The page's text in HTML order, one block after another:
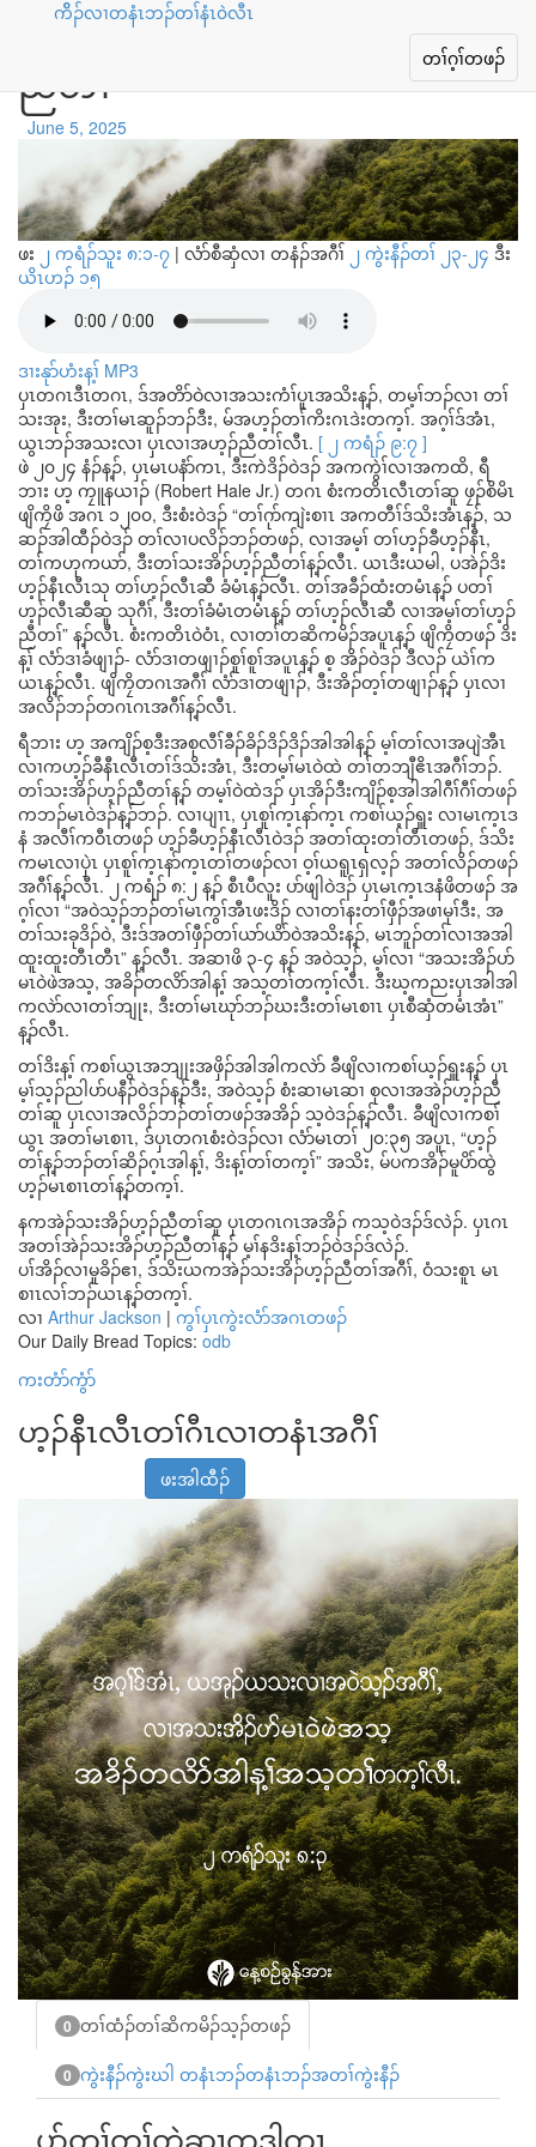
ကိိၣ်လၢတနံၤဘၣ်တၢ်နံၤ၀ဲလီၤ
Toggle
navigation
တၢ်ဂ့ၢ်တဖၣ်
တၢ်ဟ့ၣ်လီၤဆီ လၢအမ့ၢ်တၢ်ဟ့ၣ်
ညီတၢ်
June 5, 2025
ဖး ၂ ကရံၣ်သူး ၈:၁-၇ | လံာ်စီဆှံလၢ တနံၣ်အဂီၢ် ၂ ကွဲးနီၣ်တၢ် ၂၃-၂၄ ဒီး
ယိၤဟၣ် ၁၅
ဒၢးနုာ်ဟံးန့ၢ် MP3
ပှၤတဂၤဒီၤတဂၤ, ဒ်အတိာ်ဝဲလၢအသးကံၢ်ပူၤအသိးန့ၣ်, တမ့ၢ်ဘၣ်လၢ တၢ်
သးအုး, ဒီးတၢ်မၤဆူၣ်ဘၣ်ဒီး, မ်အဟ့ၣ်တၢ်ကိးဂၤဒဲးတက့ၢ်. အဂ့ၢ်ဒ်အံၤ,
ယွၤဘၣ်အသးလၢ ပှၤလၢအဟ့ၣ်ညီတၢ်လီၤ. [ ၂ ကရံၣ် ၉:၇ ]
ဖဲ ၂၀၂၄ နံၣ်န့ၣ်, ပှၤမၤပနံာ်ကၤ, ဒီးကဲဒိၣ်ဝဲဒၣ် အကကွဲၢ်လၢအကထိ, ရီ
ဘၢး ဟ့ ကၠူနယၢၣ် (Robert Hale Jr.) တဂၤ စံးကတိၤလီၤတၢ်ဆူ ဖၠၣ်စိမိၤ
ဖျိကၠိဖိ အဂၤ ၁၂၀၀, ဒီးစံးဝဲဒၣ် “တၢ်ဂုာ်ကျဲးစၢၤ အကတီၢ်ဒ်သိးအံၤန့ၣ်, သ
ဆၣ်အါထီၣ်ဝဲဒၣ် တၢ်လၢပလိၣ်ဘၣ်တဖၣ်, လၢအမ့ၢ် တၢ်ဟ့ၣ်ခီဟ့ၣ်နီၤ,
တၢ်ကဟုကယာ်, ဒီးတၢ်သးအိၣ်ဟ့ၣ်ညီတၢ်န့ၣ်လီၤ. ယၤဒီးယမါ, ပအဲၣ်ဒိး
ဟ့ၣ်နီၤလီၤသု တၢ်ဟ့ၣ်လီၤဆီ ခံမံၤန့ၣ်လီၤ. တၢ်အခီၣ်ထံးတမံၤန့ၣ် ပတၢ်
ဟ့ၣ်လီၤဆီဆူ သုဂီၢ်, ဒီးတၢ်ခံမံၤတမံၤန့ၣ် တၢ်ဟ့ၣ်လီၤဆီ လၢအမ့ၢ်တၢ်ဟ့ၣ်
ညီတၢ်” န့ၣ်လီၤ. စံးကတိၤဝဲဝံၤ, လၢတၢ်တဆိကမိၣ်အပူၤန့ၣ် ဖျိကၠိတဖၣ် ဒိး
န့ၢ် လံာ်ဒၢခံဖျၢၣ်- လံာ်ဒၢတဖျၢၣ်စူၢ်စူၢ်အပူၤန့ၣ် စ့ အိၣ်ဝဲဒၣ် ဒီလၣ် ယဲၢ်က
ယၤန့ၣ်လီၤ. ဖျိကၠိတဂၤအဂီၢ် လံာ်ဒၢတဖျၢၣ်, ဒီးအိၣ်တ့ၢ်တဖျၢၣ်န့ၣ် ပှၤလၢ
အလိၣ်ဘၣ်တဂၤဂၤအဂီၢ်န့ၣ်လီၤ.
ရီဘၢး ဟ့ အကျိၣ်စ့ဒီးအစုလီၢ်ခီၣ်ခိၣ်ဒိၣ်ဒိၣ်အါအါန့ၣ် မ့ၢ်တၢ်လၢအပျဲအီၤ
လၢကဟ့ၣ်ခီနီၤလီၤတၢ်ဒ်သိးအံၤ, ဒီးတမ့ၢ်မၤဝဲထဲ တၢ်တဘျီဧိၤအဂီၢ်ဘၣ်.
တၢ်သးအိၣ်ဟ့ၣ်ညီတၢ်န့ၣ် တမ့ၢ်ဝဲထဲဒၣ် ပှၤအိၣ်ဒီးကျိၣ်စ့အါအါဂီၢ်ဂီၢ်တဖၣ်
ကဘၣ်မၤဝဲဒၣ်န့ၣ်ဘၣ်. လၢပျၢၤ, ပှၤစူၢ်က့ၤနာ်က့ၤ ကစၢ်ယ့ၣ်ရှူး လၢမၤက့ၤဒ
နံ အလီၢ်ကဝီၤတဖၣ် ဟ့ၣ်ခီဟ့ၣ်နီၤလီၤဝဲဒၣ် အတၢ်ထုးတၢ်တီၤတဖၣ်, ဒ်သိး
ကမၤလၢပှဲၤ ပှၤစူၢ်က့ၤနာ်က့ၤတၢ်တဖၣ်လၢ ဝ့ၢ်ယရူၤရှလ့ၣ် အတၢ်လိၣ်တဖၣ်
အဂီၢ်န့ၣ်လီၤ. ၂ ကရံၣ် ၈:၂ န့ၣ် စီၤပီလူး ပာ်ဖျါဝဲဒၣ် ပှၤမၤက့ၤဒနံဖိတဖၣ် အ
ဂ့ၢ်လၢ “အဝဲသ့ၣ်ဘၣ်တၢ်မၤကွၢ်အီၤဖးဒိၣ် လၢတၢ်နးတၢ်ဖှီၣ်အဖၢမုၢ်ဒီး, အ
တၢ်သးခုဒိၣ်ဝဲ, ဒီးဒ်အတၢ်ဖှီၣ်တၢ်ယာ်ယိာ်ဝဲအသိးန့ၣ်, မၤဘူၣ်တၢ်လၢအအါ
ထူးထူးတီၤတီၤ” န့ၣ်လီၤ. အဆၢဖိ ၃-၄ န့ၣ် အဝဲသ့ၣ်, မ့ၢ်လၢ “အသးအိၣ်ပာ်
မၤဝဲဖဲအသ့, အခိၣ်တလိာ်အါန့ၢ် အသ့တၢ်တက့ၢ်လီၤ. ဒီးဃ့ကညးပှၤအါအါ
ကလဲာ်လၢတၢ်ဘျုး, ဒီးတၢ်မၤဃုာ်ဘၣ်ဃးဒီးတၢ်မၤစၢၤ ပှၤစီဆှံတမံၤအံၤ”
န့ၣ်လီၤ.
တၢ်ဒိးန့ၢ် ကစၢ်ယွၤအဘျုးအဖှိၣ်အါအါကလဲာ် ခီဖျိလၢကစၢ်ယ့ၣ်ရှူးန့ၣ် ပှၤ
မ့ၢ်သ့ၣ်ညါပာ်ပနီၣ်ဝဲဒၣ်န့ၣ်ဒီး, အဝဲသ့ၣ် စံးဆၢမၤဆၢ စုလၢအအဲၣ်ဟ့ၣ်ညီ
တၢ်ဆူ ပှၤလၢအလိၣ်ဘၣ်တၢ်တဖၣ်အအိၣ် သ့ဝဲဒၣ်န့ၣ်လီၤ. ခီဖျိလၢကစၢ်
ယွၤ အတၢ်မၤစၢၤ, ဒ်ပှၤတဂၤစံးဝဲဒၣ်လၢ လံာ်မၤတၢ် ၂၀:၃၅ အပူၤ, “ဟ့ၣ်
တၢ်န့ၣ်ဘၣ်တၢ်ဆိၣ်ဂ့ၤအါန့ၢ်, ဒိးန့ၢ်တၢ်တက့ၢ်” အသိး, မ်ပကအိၣ်မူပိာ်ထွဲ
ဟ့ၣ်မၤစၢၤတၢ်န့ၣ်တက့ၢ်.
နကအဲၣ်သးအိၣ်ဟ့ၣ်ညီတၢ်ဆူ ပှၤတဂၤဂၤအအိၣ် ကသ့ဝဲဒၣ်ဒ်လဲၣ်. ပှၤဂၤ
အတၢ်အဲၣ်သးအိၣ်ဟ့ၣ်ညီတၢ်န့ၣ် မ့ၢ်နဒိးန့ၢ်ဘၣ်ဝဲဒၣ်ဒ်လဲၣ်.
ပၢ်အိၣ်လၢမူခိၣ်ဧၢ, ဒ်သိးယကအဲၣ်သးအိၣ်ဟ့ၣ်ညီတၢ်အဂီၢ်, ဝံသးစူၤ မၤ
စၢၤလၢ်ဘၣ်ယၤန့ၣ်တက့ၢ်.
လၢ Arthur Jackson | ကွၢ်ပှၤကွဲးလံာ်အဂၤတဖၣ်
Our Daily Bread Topics: odb
ကးတံာ်ကွံာ်
ဟ့ၣ်နီၤလီၤတၢ်ဂီၤလၢတနံၤအဂီၢ်
ဖးအါထီၣ်
0 တၢ်ထံၣ်တၢ်ဆိကမိၣ်သ့ၣ်တဖၣ်
0 ကွဲးနီၣ်ကွဲးဃါ တနံၤဘၣ်တနံၤဘၣ်အတၢ်ကွဲးနီၣ်
ပာ်တ့ၢ်တၢ်တဲဆၢကဒါက့ၤ